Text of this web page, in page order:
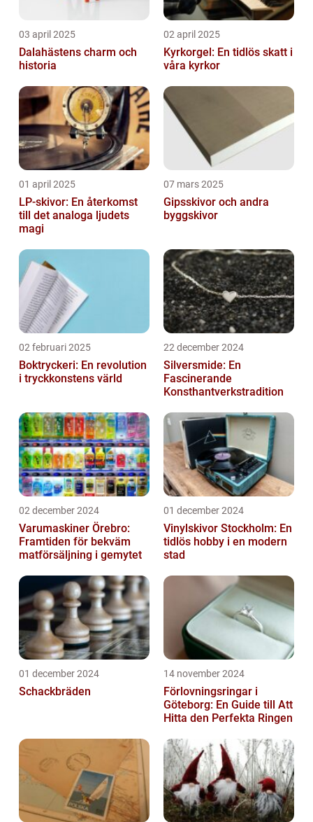
03 april 2025
Dalahästens charm och
historia
02 april 2025
Kyrkorgel: En tidlös skatt i
våra kyrkor
01 april 2025
LP-skivor: En återkomst
till det analoga ljudets
magi
07 mars 2025
Gipsskivor och andra
byggskivor
02 februari 2025
Boktryckeri: En revolution
i tryckkonstens värld
22 december 2024
Silversmide: En
Fascinerande
Konsthantverkstradition
02 december 2024
Varumaskiner Örebro:
Framtiden för bekväm
matförsäljning i gemytet
01 december 2024
Vinylskivor Stockholm: En
tidlös hobby i en modern
stad
01 december 2024
Schackbräden
14 november 2024
Förlovningsringar i
Göteborg: En Guide till Att
Hitta den Perfekta Ringen